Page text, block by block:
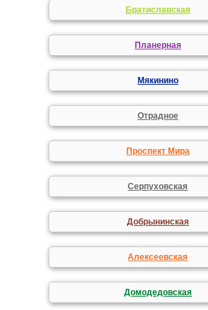
Братиславская
Планерная
Мякинино
Отрадное
Проспект Мира
Серпуховская
Добрынинская
Алексеевская
Домодедовская